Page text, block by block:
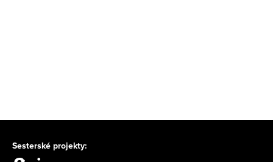
Sesterské projekty: